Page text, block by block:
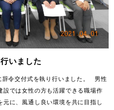
いました
辞令交付式を執り行いました。 男性
では女性の方も活躍できる職場作
に、風通し良い環境を共に目指し